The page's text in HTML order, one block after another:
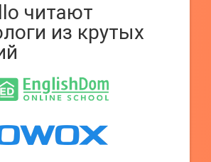
читают
из крутых